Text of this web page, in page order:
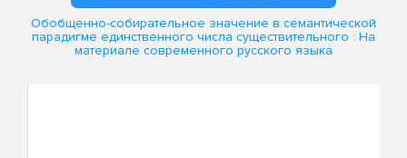
Обобщенно-собирательное значение в семантической
парадигме единственного числа существительного : На
материале современного русского языка